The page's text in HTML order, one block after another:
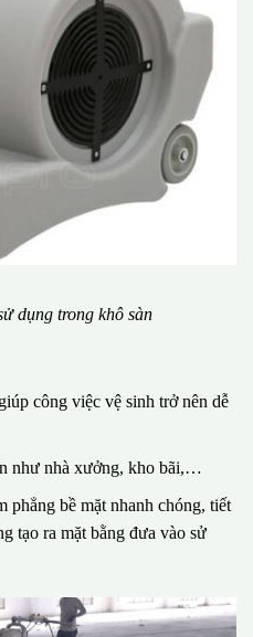
dụng trong khô sàn
công việc vệ sinh trở nên dễ
như nhà xưởng, kho bãi,…
phẳng bề mặt nhanh chóng, tiết
tạo ra mặt bằng đưa vào sử